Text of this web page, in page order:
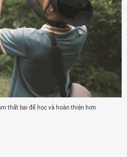
thất bại để học và hoàn thiện hơn